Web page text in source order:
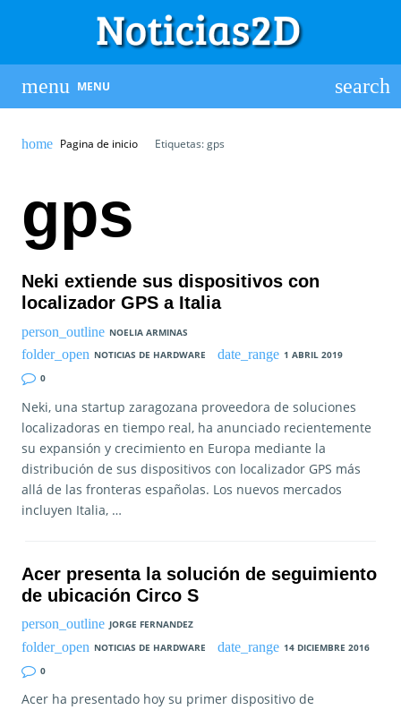
MENU
Pagina de inicio Etiquetas: gps
gps
Neki extiende sus dispositivos con
localizador GPS a Italia
NOELIA ARMINAS
NOTICIAS DE HARDWARE
1 ABRIL 2019
0
Neki, una startup zaragozana proveedora de soluciones
localizadoras en tiempo real, ha anunciado recientemente
su expansión y crecimiento en Europa mediante la
distribución de sus dispositivos con localizador GPS más
allá de las fronteras españolas. Los nuevos mercados
incluyen Italia, …
Acer presenta la solución de seguimiento
de ubicación Circo S
JORGE FERNANDEZ
NOTICIAS DE HARDWARE
14 DICIEMBRE 2016
0
Acer ha presentado hoy su primer dispositivo de